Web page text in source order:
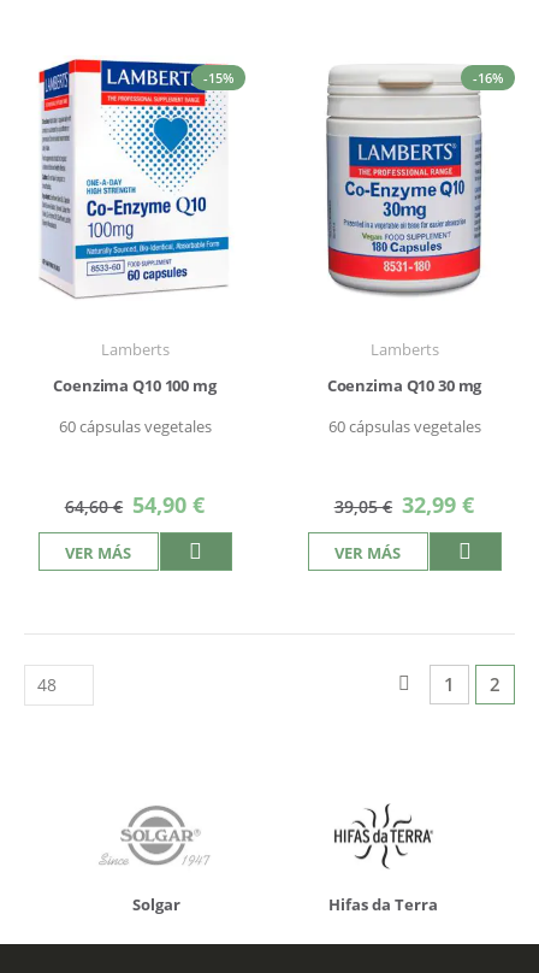
-15%
Lamberts
Coenzima Q10 100 mg
60 cápsulas vegetales
64,60 € Precio
especial
54,90 €
VER MÁS
-16%
Lamberts
Coenzima Q10 30 mg
60 cápsulas vegetales
39,05 € Precio
especial
32,99 €
VER MÁS
PáginaPágina
AnteriorPágina
1 2
Solgar Hifas da Terra